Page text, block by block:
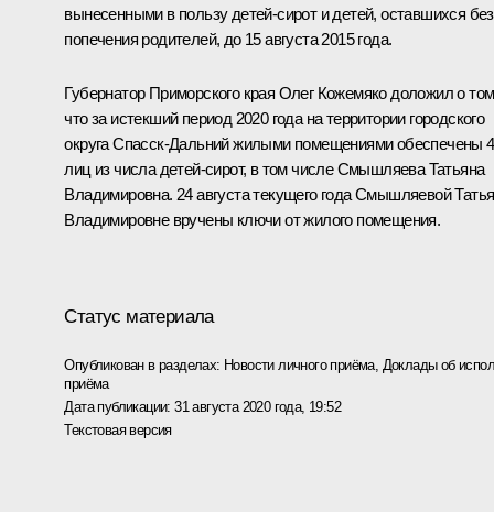
вынесенными в пользу детей-сирот и детей, оставшихся без
попечения родителей, до 15 августа 2015 года.
Губернатор Приморского края Олег Кожемяко доложил о
что за истекший период 2020 года на территории городского
округа Спасск-Дальний жилыми помещениями обеспечены
лиц из числа детей-сирот, в том числе Смышляева Татьяна
Владимировна. 24 августа текущего года Смышляевой
Владимировне вручены ключи от жилого помещения.
Статус материала
Опубликован в разделах: Новости личного приёма, Доклады об
приёма
Дата публикации:31 августа 2020 года, 19:52
Текстовая версия